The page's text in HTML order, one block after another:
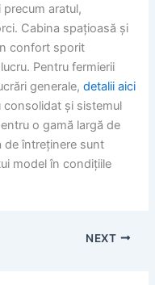
aratul,
Cabina spațioasă și
confort sporit
Pentru fermierii
generale,detalii aici
consolidat și sistemul
o gamă largă de
de întreținere sunt
model în condițiile
NEXT